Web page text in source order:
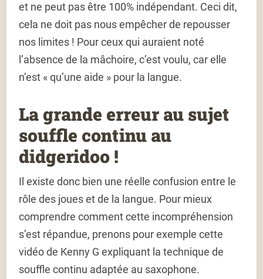
et ne peut pas être 100% indépendant. Ceci dit,
cela ne doit pas nous empêcher de repousser
nos limites ! Pour ceux qui auraient noté
l’absence de la mâchoire, c’est voulu, car elle
n’est « qu’une aide » pour la langue.
La grande erreur au sujet
souffle continu au
didgeridoo !
Il existe donc bien une réelle confusion entre le
rôle des joues et de la langue. Pour mieux
comprendre comment cette incompréhension
s’est répandue, prenons pour exemple cette
vidéo de Kenny G expliquant la technique de
souffle continu adaptée au saxophone.